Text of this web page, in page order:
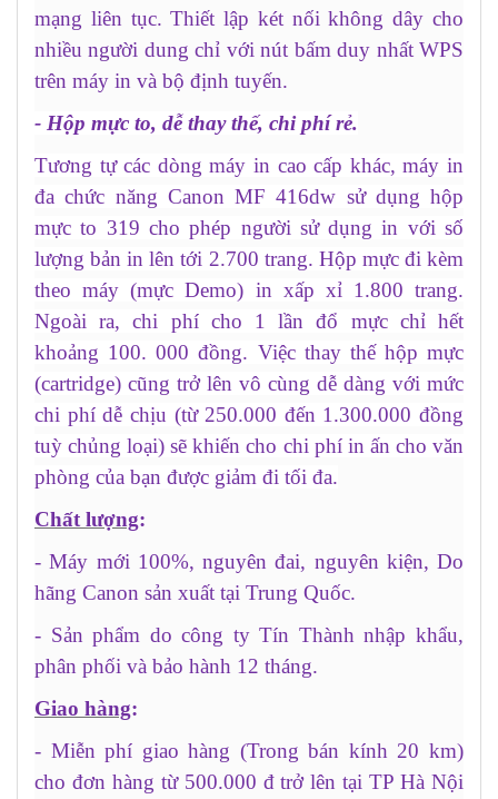
mạng liên tục. Thiết lập két nối không dây cho
nhiều người dung chỉ với nút bấm duy nhất WPS
trên máy in và bộ định tuyến.
- Hộp mực to, dễ thay thế, chi phí rẻ.
Tương tự các dòng máy in cao cấp khác, máy in
đa chức năng Canon MF 416dw sử dụng hộp
mực to 319 cho phép người sử dụng in với số
lượng bản in lên tới 2.700 trang. Hộp mực đi kèm
theo máy (mực Demo) in xấp xỉ 1.800 trang.
Ngoài ra, chi phí cho 1 lần đổ mực chỉ hết
khoảng 100. 000 đồng. Việc thay thế hộp mực
(cartridge) cũng trở lên vô cùng dễ dàng với mức
chi phí dễ chịu (từ 250.000 đến 1.300.000 đồng
tuỳ chủng loại) sẽ khiến cho chi phí in ấn cho văn
phòng của bạn được giảm đi tối đa.
Chất lượng:
- Máy mới 100%, nguyên đai, nguyên kiện, Do
hãng Canon sản xuất tại Trung Quốc.
- Sản phẩm do công ty Tín Thành nhập khẩu,
phân phối và bảo hành 12 tháng.
Giao hàng:
- Miễn phí giao hàng (Trong bán kính 20 km)
cho đơn hàng từ 500.000 đ trở lên tại TP Hà Nội